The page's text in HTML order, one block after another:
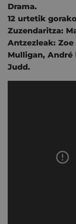
Drama.
12 urtetik
Zuzendaritza:
Antzezleak: Zoe
Mulligan, André
Judd.